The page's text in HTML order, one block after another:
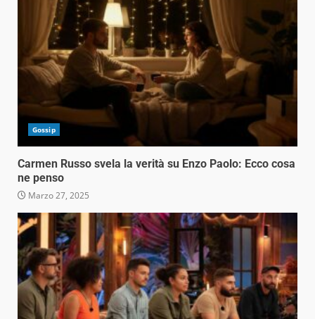
Gossip
Carmen Russo svela la verità su Enzo Paolo: Ecco cosa
ne penso
Marzo 27, 2025